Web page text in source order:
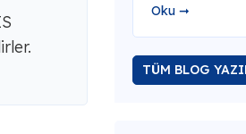
Oku ➞
TÜM BLOG